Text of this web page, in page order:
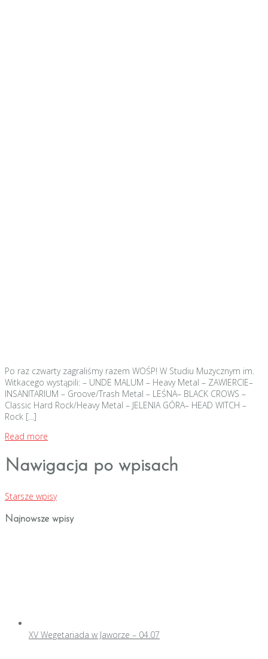
Po raz czwarty zagraliśmy razem WOŚP! W Studiu Muzycznym im.
Witkacego wystąpili: – UNDE MALUM – Heavy Metal – ZAWIERCIE–
INSANITARIUM – Groove/Trash Metal – LEŚNA– BLACK CROWS –
Classic Hard Rock/Heavy Metal – JELENIA GÓRA– HEAD WITCH –
Rock […]
Read more
Nawigacja po wpisach
Starsze wpisy
Najnowsze wpisy
XV Wegetariada w Jaworze – 04.07